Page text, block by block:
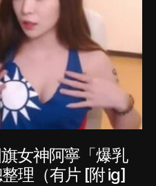
女神阿寧「爆乳
理（有片 [附 ig]